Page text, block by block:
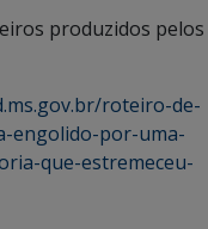
produzidos pelos
roteiro-de-
engolido-por-uma-
que-estremeceu-